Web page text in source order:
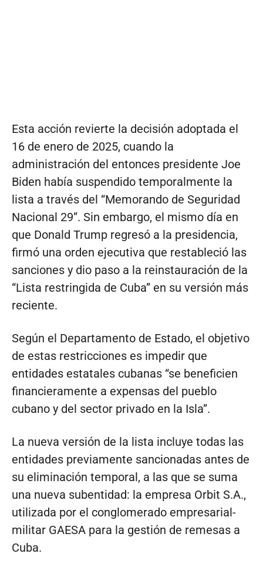
Esta acción revierte la decisión adoptada el
16 de enero de 2025, cuando la
administración del entonces presidente Joe
Biden había suspendido temporalmente la
lista a través del “Memorando de Seguridad
Nacional 29”. Sin embargo, el mismo día en
que Donald Trump regresó a la presidencia,
firmó una orden ejecutiva que restableció las
sanciones y dio paso a la reinstauración de la
“Lista restringida de Cuba” en su versión más
reciente.
Según el Departamento de Estado, el objetivo
de estas restricciones es impedir que
entidades estatales cubanas “se beneficien
financieramente a expensas del pueblo
cubano y del sector privado en la Isla”.
La nueva versión de la lista incluye todas las
entidades previamente sancionadas antes de
su eliminación temporal, a las que se suma
una nueva subentidad: la empresa Orbit S.A.,
utilizada por el conglomerado empresarial-
militar GAESA para la gestión de remesas a
Cuba.